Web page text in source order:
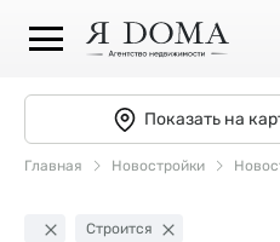
Показать на
Главная Новостройки
Строится